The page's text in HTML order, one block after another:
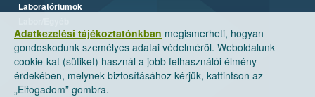
Adatkezelési tájékoztatónkban megismerheti, hogyan
gondoskodunk személyes adatai védelméről. Weboldalunk
cookie-kat (sütiket) használ a jobb felhasználói élmény
érdekében, melynek biztosításához kérjük, kattintson az
„Elfogadom” gombra.
Laboratóriumok